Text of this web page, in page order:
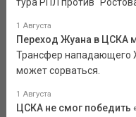
тура РПЛ против
1 Августа
Переход Жуана в ЦСКА
Трансфер нападающего
может сорваться.
1 Августа
ЦСКА не смог победить